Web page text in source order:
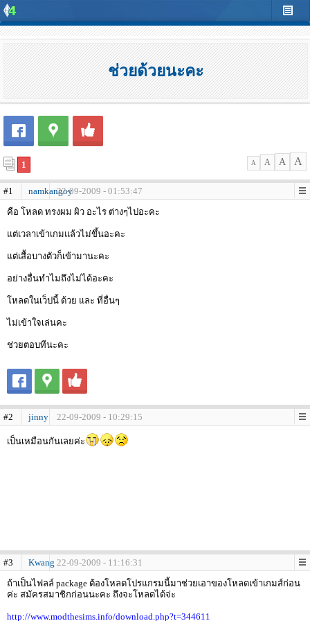
ช่วยด้วยนะคะ
1 A A A A
#1 namkangoy22-09-2009 - 01:53:47
คือ โหลด ทรงผม ผิว อะไร ต่างๆไปอะคะ
แต่เวลาเข้าเกมแล้วไม่ขึ้นอะคะ
แต่เสื้อบางตัวก็เข้ามานะคะ
อย่างอื่นทำไมถึงไม่ได้อะคะ
โหลดในเว็ปนี้ ด้วย และ ที่อื่นๆ
ไม่เข้าใจเล่นคะ
ช่วยตอบทีนะคะ
#2 jinny 22-09-2009 - 10:29:15
เป็นเหมือนกันเลยค่ะ
#3 Kwang 22-09-2009 - 11:16:31
ถ้าเป็นไฟลล์ package ต้องโหลดโปรแกรมนี้มาช่วยเอาของโหลดเข้าเกมส์ก่อน
ค่ะ สมัครสมาชิกก่อนนะคะ ถึงจะโหลดได้จ่ะ
http://www.modthesims.info/download.php?t=344611